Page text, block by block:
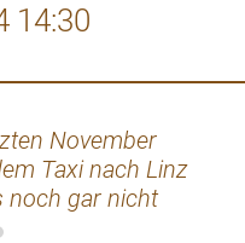
14:30
November
Taxi nach Linz
noch gar nicht
dich! Mein